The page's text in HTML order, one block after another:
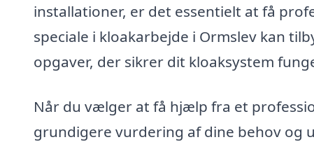
installationer, er det essentielt at få
speciale i kloakarbejde i Ormslev kan
opgaver, der sikrer dit kloaksystem
Når du vælger at få hjælp fra et
grundigere vurdering af dine behov og